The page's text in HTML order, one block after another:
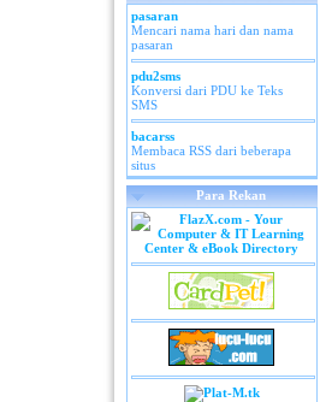
pasaran
Mencari nama hari dan nama
pasaran
pdu2sms
Konversi dari PDU ke Teks
SMS
bacarss
Membaca RSS dari beberapa
situs
Para Rekan